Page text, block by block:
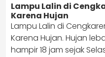
Lampu Lalin di
Karena Hujan
Lampu Lalin di
Karena Hujan. Hujan
hampir 18 jam sejak